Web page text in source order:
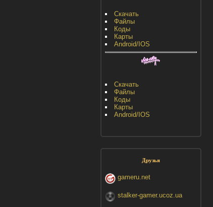
Скачать
Файлы
Коды
Карты
Android/IOS
Скачать
Файлы
Коды
Карты
Android/IOS
Друзья
gameru.net
stalker-gamer.ucoz.ua